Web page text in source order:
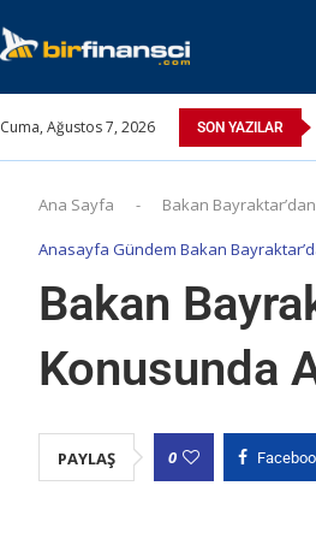
Cuma, Ağustos 7, 2026 SON YAZILAR
Ana Sayfa - Bakan
Anasayfa Gündem Bakan
Bakan
Konusunda
PAYLAŞ 0